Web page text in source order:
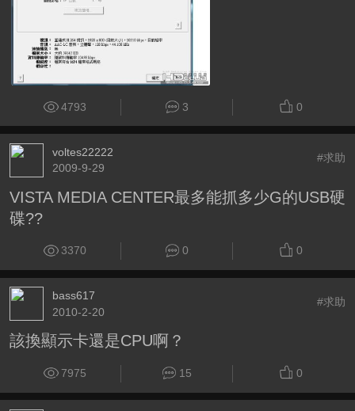
4793 3 0
voltes22222
2009-9-29
#求助
VISTA MEDIA CENTER最多能抓多少G的USB硬
碟??
3370 0 0
bass617
2010-2-20
#求助
該換顯示卡還是CPU啊？
7975 15 0